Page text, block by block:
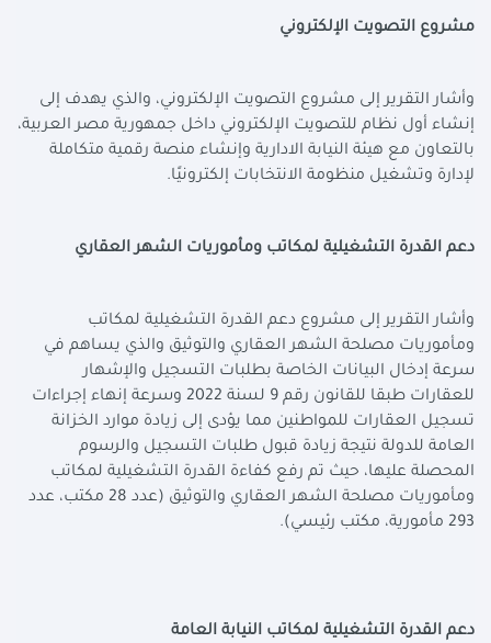
مشروع التصويت الإلكتروني
وأشار التقرير إلى مشروع التصويت الإلكتروني، والذي يهدف إلى
إنشاء أول نظام للتصويت الإلكتروني داخل جمهورية مصر العربية،
بالتعاون مع هيئة النيابة الادارية وإنشاء منصة رقمية متكاملة
لإدارة وتشغيل منظومة الانتخابات إلكترونيًا.
دعم القدرة التشغيلية لمكاتب ومأموريات الشهر العقاري
وأشار التقرير إلى مشروع دعم القدرة التشغيلية لمكاتب
ومأموريات مصلحة الشهر العقاري والتوثيق والذي يساهم في
سرعة إدخال البيانات الخاصة بطلبات التسجيل والإشهار
للعقارات طبقا للقانون رقم 9 لسنة 2022 وسرعة إنهاء إجراءات
تسجيل العقارات للمواطنين مما يؤدى إلى زيادة موارد الخزانة
العامة للدولة نتيجة زيادة قبول طلبات التسجيل والرسوم
المحصلة عليها، حيث تم رفع كفاءة القدرة التشغيلية لمكاتب
ومأموريات مصلحة الشهر العقاري والتوثيق (عدد 28 مكتب، عدد
293 مأمورية، مكتب رئيسي)
.
دعم القدرة التشغيلية لمكاتب النيابة العامة